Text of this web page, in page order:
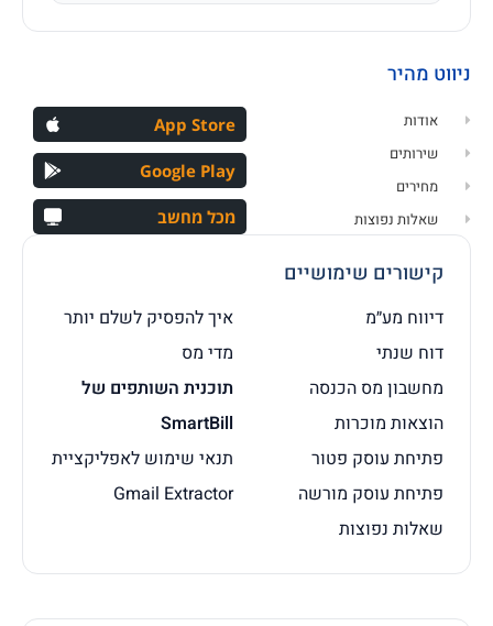
ניווט מהיר
אודות
שירותים
מחירים
שאלות נפוצות
App Store
Google Play
מכל מחשב
קישורים שימושיים
דיווח מע״מ
דוח שנתי
מחשבון מס הכנסה
הוצאות מוכרות
פתיחת עוסק פטור
פתיחת עוסק מורשה
שאלות נפוצות
איך להפסיק לשלם יותר
מדי מס
תוכנית השותפים של
SmartBill
תנאי שימוש לאפליקציית
Gmail Extractor